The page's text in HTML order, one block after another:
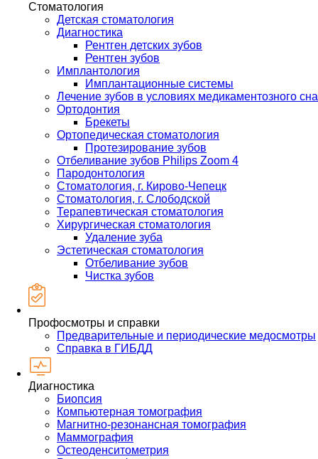
Стоматология
Детская стоматология
Диагностика
Рентген детских зубов
Рентген зубов
Имплантология
Имплантационные системы
Лечение зубов в условиях медикаментозного сна
Ортодонтия
Брекеты
Ортопедическая стоматология
Протезирование зубов
Отбеливание зубов Philips Zoom 4
Пародонтология
Стоматология, г. Кирово-Чепецк
Стоматология, г. Слободской
Терапевтическая стоматология
Хирургическая стоматология
Удаление зуба
Эстетическая стоматология
Отбеливание зубов
Чистка зубов
Профосмотры и справки
Предварительные и периодические медосмотры
Справка в ГИБДД
Диагностика
Биопсия
Компьютерная томография
Магнитно-резонансная томография
Маммография
Остеоденситометрия